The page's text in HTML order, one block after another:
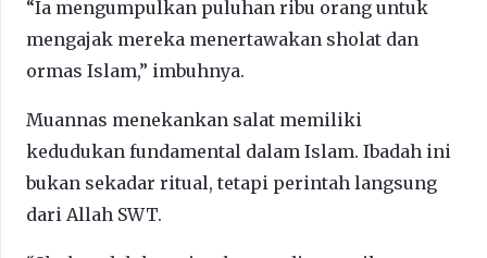
“Ia mengumpulkan puluhan ribu orang untuk
mengajak mereka menertawakan sholat dan
ormas Islam,” imbuhnya.
Muannas menekankan salat memiliki
kedudukan fundamental dalam Islam. Ibadah ini
bukan sekadar ritual, tetapi perintah langsung
dari Allah SWT.